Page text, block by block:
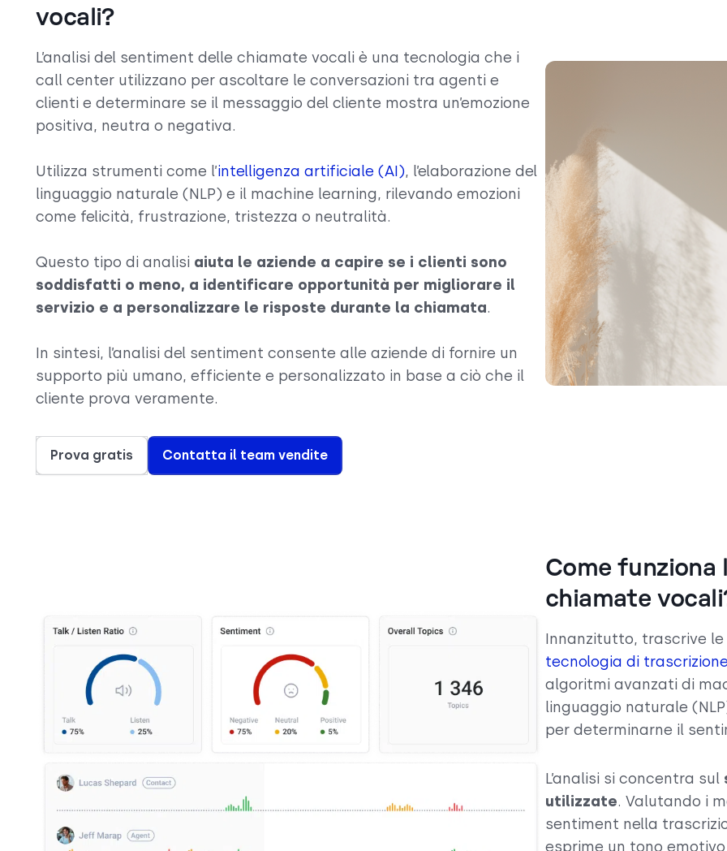
vocali?
L’analisi del sentiment delle chiamate vocali è una tecnologia che i
call center utilizzano per ascoltare le conversazioni tra agenti e
clienti e determinare se il messaggio del cliente mostra un’emozione
positiva, neutra o negativa.
Utilizza strumenti come l’intelligenza artificiale (AI), l’elaborazione del
linguaggio naturale (NLP) e il machine learning, rilevando emozioni
come felicità, frustrazione, tristezza o neutralità.
Questo tipo di analisi aiuta le aziende a capire se i clienti sono
soddisfatti o meno, a identificare opportunità per migliorare il
servizio e a personalizzare le risposte durante la chiamata.
In sintesi, l’analisi del sentiment consente alle aziende di fornire un
supporto più umano, efficiente e personalizzato in base a ciò che il
cliente prova veramente.
Prova gratis Contatta il team vendite
Come funziona
chiamate
Innanzitutto, trascrive
tecnologia di
algoritmi avanzati di
linguaggio naturale
per determinarne il
L’analisi si concentra sul
utilizzate. Valutando i
sentiment nella
esprime un tono